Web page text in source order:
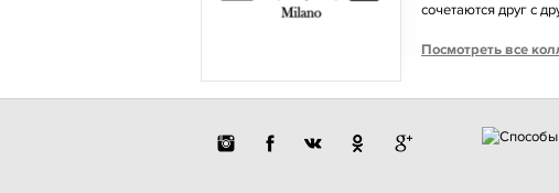
сочетаются друг с
Посмотреть все